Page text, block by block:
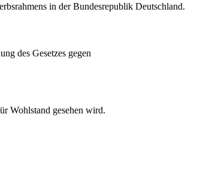
in der Bundesrepublik Deutschland.
des Gesetzes gegen
Wohlstand gesehen wird.